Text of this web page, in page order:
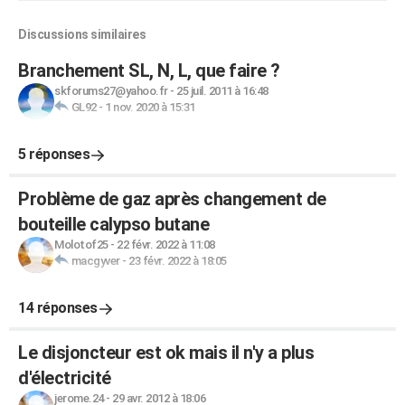
Discussions similaires
Branchement SL, N, L, que faire ?
skforums27@yahoo.fr- 25 juil. 2011 à 16:48
GL92- 1 nov. 2020 à 15:31
5 réponses
Problème de gaz après changement de
bouteille calypso butane
Molotof25- 22 févr. 2022 à 11:08
macgyver- 23 févr. 2022 à 18:05
14 réponses
Le disjoncteur est ok mais il n'y a plus
d'électricité
jerome.24- 29 avr. 2012 à 18:06